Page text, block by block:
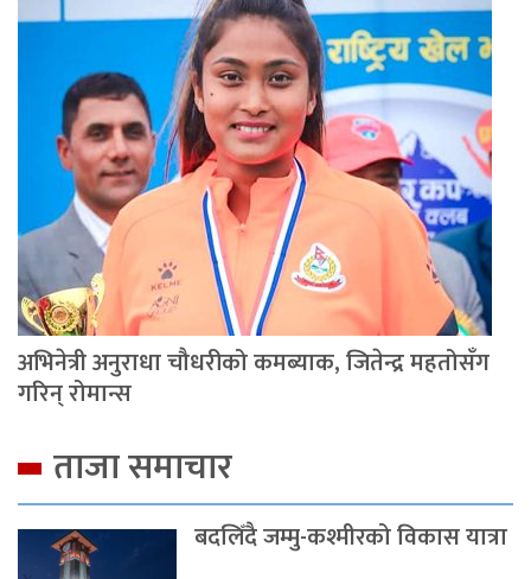
अभिनेत्री अनुराधा चौधरीको कमब्याक, जितेन्द्र महतोसँग
गरिन् रोमान्स
ताजा समाचार
बदलिँदै जम्मु-कश्मीरको विकास यात्रा